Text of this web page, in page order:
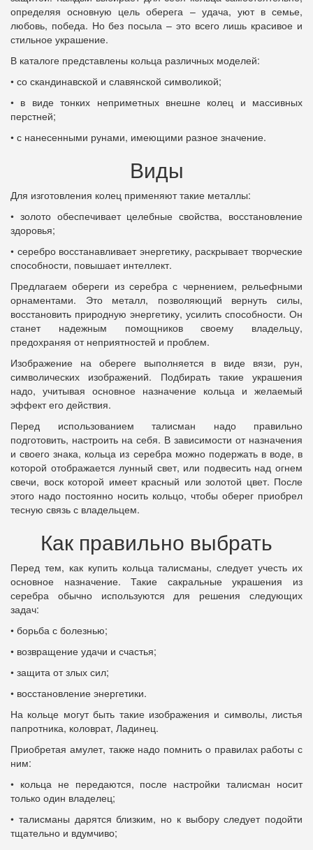
определяя основную цель оберега – удача, уют в семье,
любовь, победа. Но без посыла – это всего лишь красивое и
стильное украшение.
В каталоге представлены кольца различных моделей:
• со скандинавской и славянской символикой;
• в виде тонких неприметных внешне колец и массивных
перстней;
• с нанесенными рунами, имеющими разное значение.
Виды
Для изготовления колец применяют такие металлы:
• золото обеспечивает целебные свойства, восстановление
здоровья;
• серебро восстанавливает энергетику, раскрывает творческие
способности, повышает интеллект.
Предлагаем обереги из серебра с чернением, рельефными
орнаментами. Это металл, позволяющий вернуть силы,
восстановить природную энергетику, усилить способности. Он
станет надежным помощников своему владельцу,
предохраняя от неприятностей и проблем.
Изображение на обереге выполняется в виде вязи, рун,
символических изображений. Подбирать такие украшения
надо, учитывая основное назначение кольца и желаемый
эффект его действия.
Перед использованием талисман надо правильно
подготовить, настроить на себя. В зависимости от назначения
и своего знака, кольца из серебра можно подержать в воде, в
которой отображается лунный свет, или подвесить над огнем
свечи, воск которой имеет красный или золотой цвет. После
этого надо постоянно носить кольцо, чтобы оберег приобрел
тесную связь с владельцем.
Как правильно выбрать
Перед тем, как купить кольца талисманы, следует учесть их
основное назначение. Такие сакральные украшения из
серебра обычно используются для решения следующих
задач:
• борьба с болезнью;
• возвращение удачи и счастья;
• защита от злых сил;
• восстановление энергетики.
На кольце могут быть такие изображения и символы, листья
папротника, коловрат, Ладинец.
Приобретая амулет, также надо помнить о правилах работы с
ним:
• кольца не передаются, после настройки талисман носит
только один владелец;
• талисманы дарятся близким, но к выбору следует подойти
тщательно и вдумчиво;